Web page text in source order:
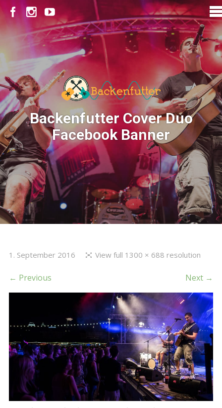
Backenfutter Cover Duo
Facebook Banner
1. September 2016 View full 1300 × 688 resolution
← Previous Next →